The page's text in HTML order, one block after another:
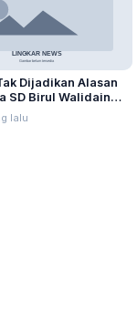
Dijadikan Alasan
SD Birul Walidain
lalu